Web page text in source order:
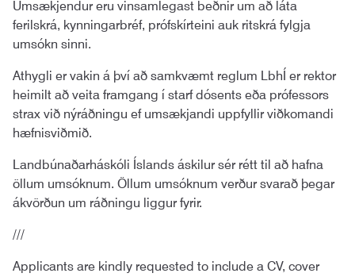
Umsækjendur eru vinsamlegast beðnir um að láta
ferilskrá, kynningarbréf, prófskírteini auk ritskrá fylgja
umsókn sinni.
Athygli er vakin á því að samkvæmt reglum LbhÍ er rektor
heimilt að veita framgang í starf dósents eða prófessors
strax við nýráðningu ef umsækjandi uppfyllir viðkomandi
hæfnisviðmið.
Landbúnaðarháskóli Íslands áskilur sér rétt til að hafna
öllum umsóknum. Öllum umsóknum verður svarað þegar
ákvörðun um ráðningu liggur fyrir.
///
Applicants are kindly requested to include a CV, cover